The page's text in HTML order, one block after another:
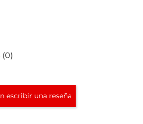
escribir una reseña